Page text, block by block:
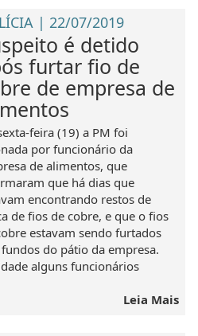
| 22/07/2019
é detido
furtar fio de
de empresa de
feira (19) a PM foi
por funcionário da
de alimentos, que
que há dias que
encontrando restos de
de fios de cobre, e que o fios
estavam sendo furtados
do pátio da empresa.
alguns funcionários
Leia Mais